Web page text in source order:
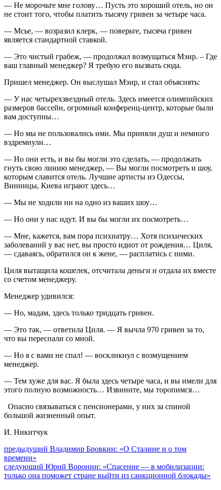
— Не морочьте мне голову… Пусть это хороший отель, но он
не стоит того, чтобы платить тысячу гривен за четыре часа.
— Мсье, — возразил клерк, — поверьте, тысяча гривен
является стандартной ставкой.
— Это чистый грабеж, — продолжал возмущаться Мэир. – Где
ваш главный менеджер? Я требую его вызвать сюда.
Пришел менеджер. Он выслушал Мэир, и стал объяснять:
— У нас четырехзвездный отель. Здесь имеется олимпийских
размеров бассейн, огромный конференц-центр, которые были
вам доступны…
— Но мы не пользовались ими. Мы приняли душ и немного
вздремнули…
— Но они есть, и вы бы могли это сделать, — продолжать
гнуть свою линию менеджер, — Вы могли посмотреть и шоу,
которым славится отель. Лучшие артисты из Одессы,
Винницы, Киева играют здесь…
— Мы не ходили ни на одно из ваших шоу…
— Но они у нас идут. И вы бы могли их посмотреть…
— Мне, кажется, вам пора психиатру… Хотя психических
заболеваний у вас нет, вы просто идиот от рождения… Циля,
— сдаваясь, обратился он к жене, — расплатись с ними.
Циля вытащила кошелек, отсчитала деньги и отдала их вместе
со счетом менеджеру.
Менеджер удивился:
— Но, мадам, здесь только тридцать гривен.
— Это так, — ответила Циля. — Я вычла 970 гривен за то,
что вы переспали со мной.
— Но я с вами не спал! — воскликнул с возмущением
менеджер.
— Тем хуже для вас. Я была здесь четыре часа, и вы имели для
этого полную возможность… Извините, мы торопимся…
Опасно связываться с пенсионерами, у них за спиной
большой жизненный опыт.
И. Никитчук
Навигация
по
записям
предыдущий Предыдущий
Владимир Бровкин: «О Сталине и о том
времени»
следующий Следующее
сообщение:
Юрий Воронин: «Спасение — в мобилизации:
только она поможет стране выйти из санкционной блокады»